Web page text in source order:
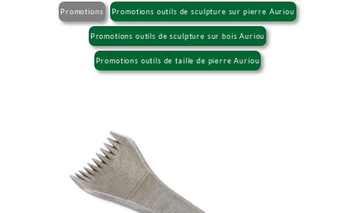
Promotions Promotions outils de sculpture sur pierre Auriou
Promotions outils de sculpture sur bois Auriou
Promotions outils de taille de pierre Auriou